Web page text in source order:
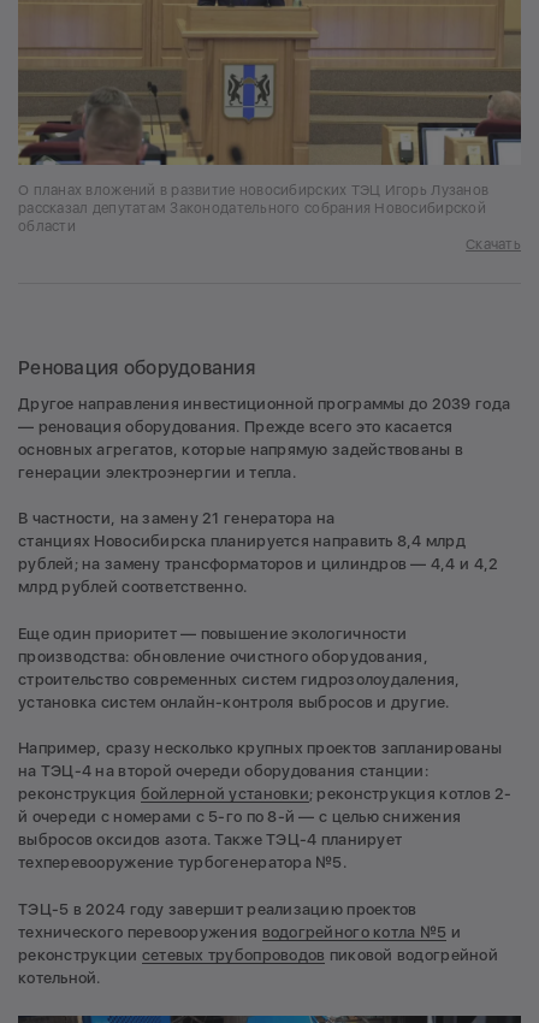
О планах вложений в развитие новосибирских ТЭЦ Игорь Лузанов
рассказал депутатам Законодательного собрания Новосибирской
области
Скачать
Реновация оборудования
Другое направления инвестиционной программы до 2039 года
— реновация оборудования. Прежде всего это касается
основных агрегатов, которые напрямую задействованы в
генерации электроэнергии и тепла.
В частности, на замену 21 генератора на
станциях Новосибирска планируется направить 8,4 млрд
рублей; на замену трансформаторов и цилиндров — 4,4 и 4,2
млрд рублей соответственно.
Еще один приоритет — повышение экологичности
производства: обновление очистного оборудования,
строительство современных систем гидрозолоудаления,
установка систем онлайн-контроля выбросов и другие.
Например, сразу несколько крупных проектов запланированы
на ТЭЦ-4 на второй очереди оборудования станции:
реконструкция бойлерной установки; реконструкция котлов 2-
й очереди с номерами с 5-го по 8-й — с целью снижения
выбросов оксидов азота. Также ТЭЦ-4 планирует
техперевооружение турбогенератора №5.
ТЭЦ-5 в 2024 году завершит реализацию проектов
технического перевооружения водогрейного котла №5 и
реконструкции сетевых трубопроводов пиковой водогрейной
котельной.